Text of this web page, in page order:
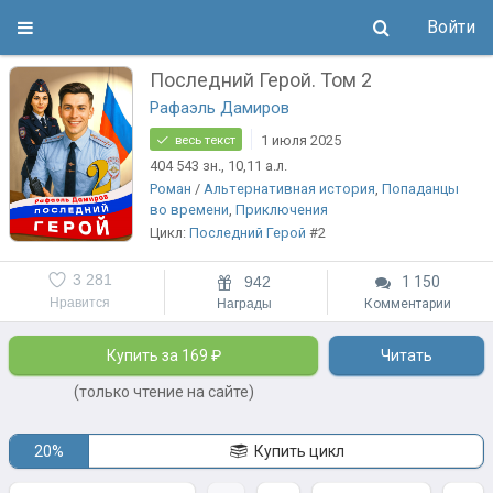
Войти
Последний Герой. Том 2
Рафаэль Дамиров
весь текст
1 июля 2025
404 543 зн., 10,11 а.л.
Роман / Альтернативная история, Попаданцы
во времени, Приключения
Цикл: Последний Герой #2
Нравится
3 281 942
Награды
1 150
Комментарии
Купить за 169 ₽
(только чтение на сайте)
Читать
20% Купить цикл